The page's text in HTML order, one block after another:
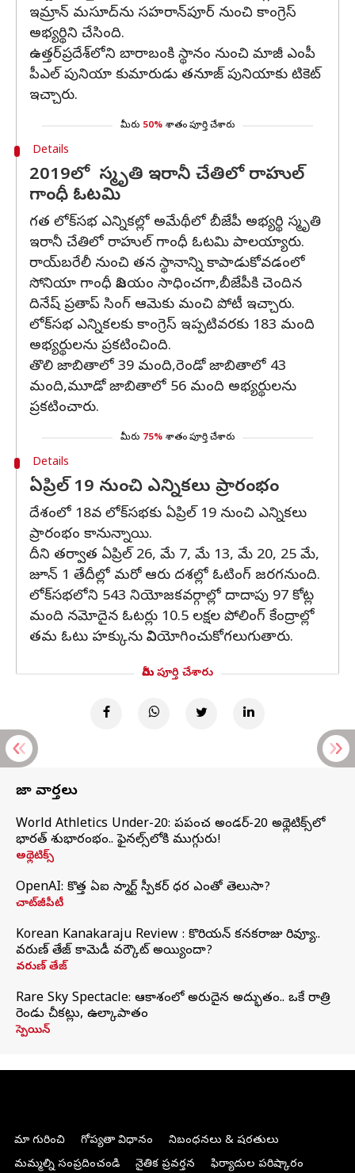
ఇమ్రాన్ మసూద్‌ను సహరాన్‌పూర్ నుంచి కాంగ్రెస్
అభ్యర్థిని చేసింది.
ఉత్తర్‌ప్రదేశ్‌లోని బారాబంకి స్థానం నుంచి మాజీ ఎంపీ
పీఎల్‌ పునియా కుమారుడు తనూజ్‌ పునియాకు టికెట్‌
ఇచ్చారు.
మీరు 50% శాతం పూర్తి చేశారు
Details
2019లో స్మృతి ఇరానీ చేతిలో రాహుల్
గాంధీ ఓటమి
గత లోక్‌సభ ఎన్నికల్లో అమేథీలో బీజేపీ అభ్యర్థి స్మృతి
ఇరానీ చేతిలో రాహుల్ గాంధీ ఓటమి పాలయ్యారు.
రాయ్‌బరేలీ నుంచి తన స్థానాన్ని కాపాడుకోవడంలో
సోనియా గాంధీ విజయం సాధించగా,బీజేపీకి చెందిన
దినేష్ ప్రతాప్ సింగ్ ఆమెకు మంచి పోటీ ఇచ్చారు.
లోక్‌సభ ఎన్నికలకు కాంగ్రెస్‌ ఇప్పటివరకు 183 మంది
అభ్యర్థులను ప్రకటించింది.
తొలి జాబితాలో 39 మంది,రెండో జాబితాలో 43
మంది,మూడో జాబితాలో 56 మంది అభ్యర్థులను
ప్రకటించారు.
మీరు 75% శాతం పూర్తి చేశారు
Details
ఏప్రిల్ 19 నుంచి ఎన్నికలు ప్రారంభం
దేశంలో 18వ లోక్‌సభకు ఏప్రిల్ 19 నుంచి ఎన్నికలు
ప్రారంభం కానున్నాయి.
దీని తర్వాత ఏప్రిల్ 26, మే 7, మే 13, మే 20, 25 మే,
జూన్ 1 తేదీల్లో మరో ఆరు దశల్లో ఓటింగ్ జరగనుంది.
లోక్‌సభలోని 543 నియోజకవర్గాల్లో దాదాపు 97 కోట్ల
మంది నమోదైన ఓటర్లు 10.5 లక్షల పోలింగ్ కేంద్రాల్లో
తమ ఓటు హక్కును వినియోగించుకోగలుగుతారు.
మీరు పూర్తి చేశారు
తాజా వార్తలు
World Athletics Under-20: ప్రపంచ అండర్-20 అథ్లెటిక్స్‌లో
భారత్‌ శుభారంభం.. ఫైనల్స్‌లోకి ముగ్గురు!
అథ్లెటిక్స్
OpenAI: కొత్త ఏఐ స్మార్ట్ స్పీకర్ ధర ఎంతో తెలుసా?
చాట్‌జీపీటీ
Korean Kanakaraju Review : కొరియన్ కనకరాజు రివ్యూ..
వరుణ్ తేజ్ కామెడీ వర్కౌట్ అయ్యిందా?
వరుణ్ తేజ్
Rare Sky Spectacle: ఆకాశంలో అరుదైన అద్భుతం.. ఒకే రాత్రి
రెండు చీకట్లు, ఉల్కాపాతం
స్పెయిన్
మా గురించి గోప్యతా విధానం
నిబంధనలు & షరతులు
మమ్మల్ని సంప్రదించండి
నైతిక ప్రవర్తన ఫిర్యాదుల పరిష్కారం